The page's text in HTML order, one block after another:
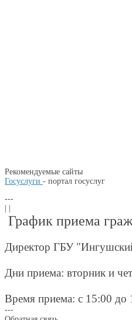
Рекомендуемые сайты
Госуслуги - портал госуслуг
---
График приема
Директор ГБУ
Дни приема: вторник и
Время приема: с 15:00 до
---